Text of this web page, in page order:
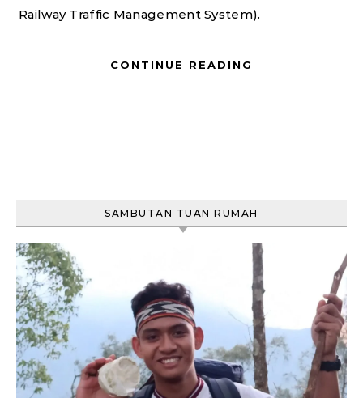
Railway Traffic Management System).
CONTINUE READING
SAMBUTAN TUAN RUMAH